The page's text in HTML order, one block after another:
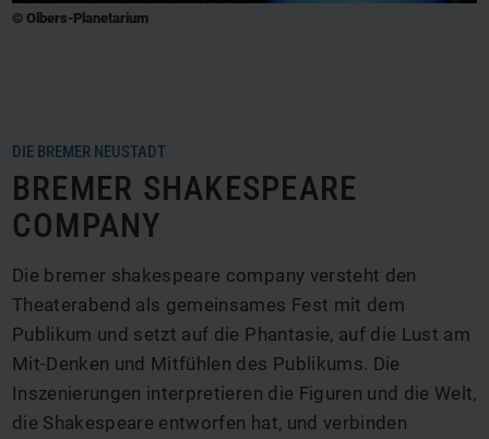
© Olbers-Planetarium
DIE BREMER NEUSTADT
BREMER SHAKESPEARE
COMPANY
Die bremer shakespeare company versteht den
Theaterabend als gemeinsames Fest mit dem
Publikum und setzt auf die Phantasie, auf die Lust am
Mit-Denken und Mitfühlen des Publikums. Die
Inszenierungen interpretieren die Figuren und die Welt,
die Shakespeare entworfen hat, und verbinden